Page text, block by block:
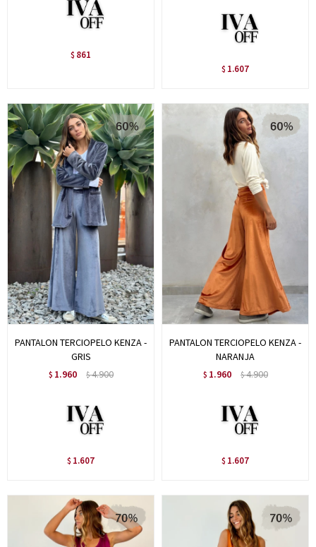
$ 861
$ 1.607
PANTALON TERCIOPELO KENZA -
GRIS
$ 1.960 $4.900
$ 1.607
PANTALON TERCIOPELO KENZA -
NARANJA
$ 1.960 $4.900
$ 1.607